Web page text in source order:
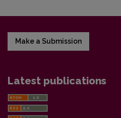
Make a Submission
Latest publications